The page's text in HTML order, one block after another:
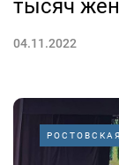
тысяч
04.11.2022